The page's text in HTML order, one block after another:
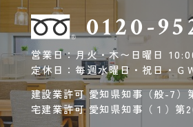
0120-
営業日：月火・木〜日曜日
定休日：毎週水曜日・祝日・Ｇ
建設業許可 愛知県知事（般-7）
宅建業許可 愛知県知事（１）第